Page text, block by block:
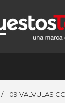
09 VALVULAS